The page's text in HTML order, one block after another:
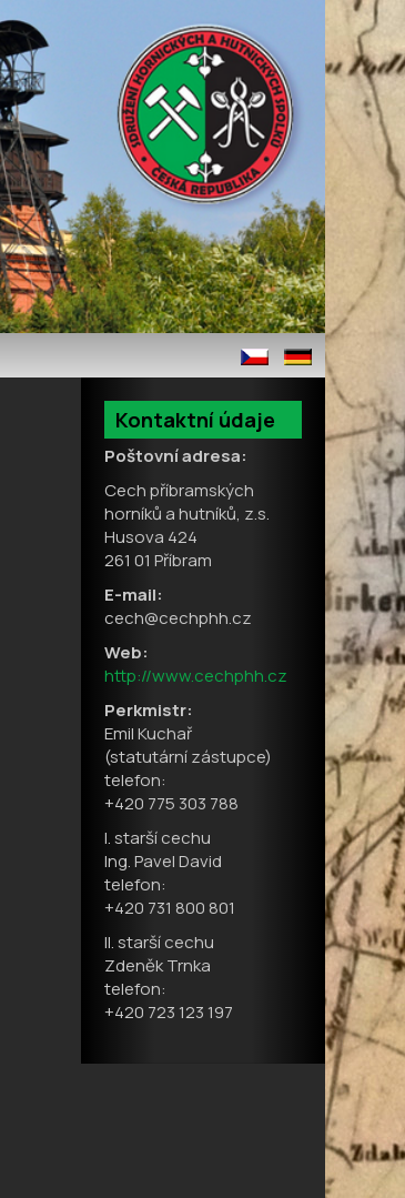
Kontaktní údaje
Poštovní adresa:
Cech příbramských
horníků a hutníků, z.s.
Husova 424
261 01 Příbram
E-mail:
cech@cechphh.cz
Web:
http://www.cechphh.cz
Perkmistr:
Emil Kuchař
(statutární zástupce)
telefon:
+420 775 303 788
I. starší cechu
Ing. Pavel David
telefon:
+420 731 800 801
II. starší cechu
Zdeněk Trnka
telefon:
+420 723 123 197